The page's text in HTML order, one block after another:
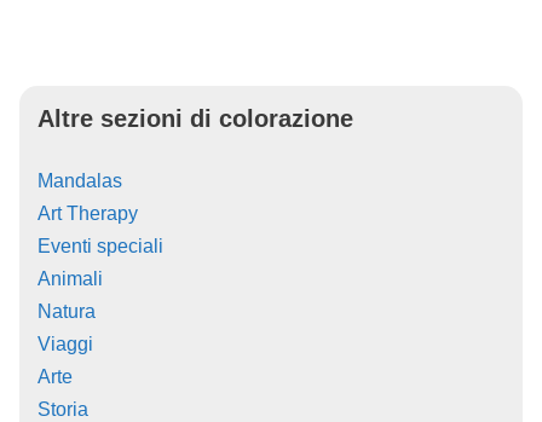
Altre sezioni di colorazione
Mandalas
Art Therapy
Eventi speciali
Animali
Natura
Viaggi
Arte
Storia